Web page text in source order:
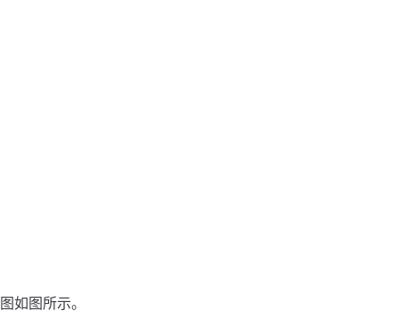
如图所示。